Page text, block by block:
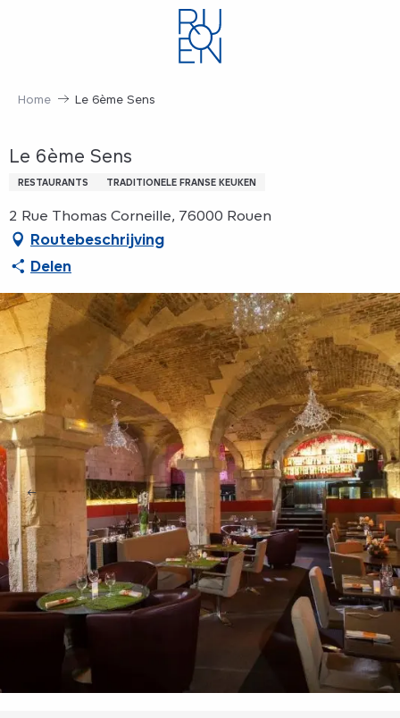
Home Le 6ème Sens
Le 6ème Sens
RESTAURANTS TRADITIONELE FRANSE KEUKEN
2 Rue Thomas Corneille, 76000 Rouen
Routebeschrijving
Delen